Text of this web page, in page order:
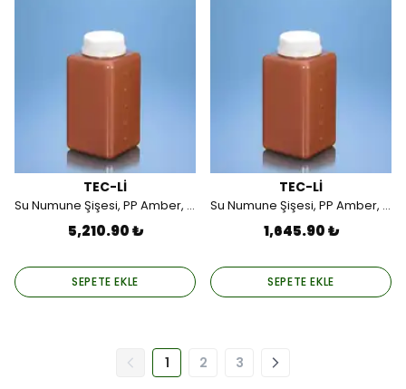
TEC-Lİ
Su Numune Şişesi, PP Amber, Gama Steril, Tek Tek Poşetli, 1000 ML (36 Adet).
5,210.90 ₺
SEPETE EKLE
TEC-Lİ
Su Numune Şişesi, PP Amber, Sodyum Tiyosülfat'lı, Gama Steril, Tek Tek Poşetli, 1000 ML (12 Adet).
1,645.90 ₺
SEPETE EKLE
1 2 3